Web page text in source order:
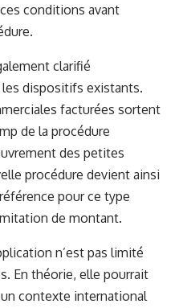
conditions avant
clarifié
les dispositifs existants.
facturées sortent
de la procédure
des petites
procédure devient ainsi
pour ce type
de montant.
n’est pas limité
En théorie, elle pourrait
contexte international